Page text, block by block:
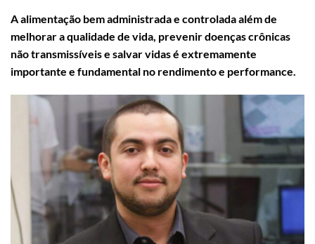
A alimentação bem administrada e controlada além de
melhorar a qualidade de vida, prevenir doenças crônicas
não transmissíveis e salvar vidas é extremamente
importante e fundamental no rendimento e performance.